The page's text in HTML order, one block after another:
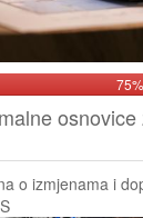
75%
o izmjenama i